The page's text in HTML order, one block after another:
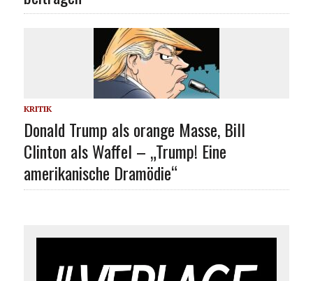
KRITIK
Donald Trump als orange Masse, Bill
Clinton als Waffel – „Trump! Eine
amerikanische Dramödie“